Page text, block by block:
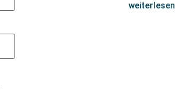
weiterlesen